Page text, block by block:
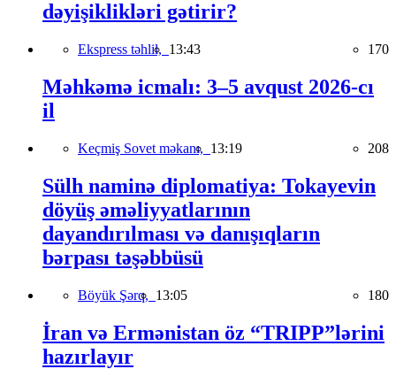
dəyişiklikləri gətirir?
Ekspress təhlil, 13:43 170
Məhkəmə icmalı: 3–5 avqust 2026-cı
il
Keçmiş Sovet məkanı, 13:19 208
Sülh naminə diplomatiya: Tokayevin
döyüş əməliyyatlarının
dayandırılması və danışıqların
bərpası təşəbbüsü
Böyük Şərq, 13:05 180
İran və Ermənistan öz “TRIPP”lərini
hazırlayır